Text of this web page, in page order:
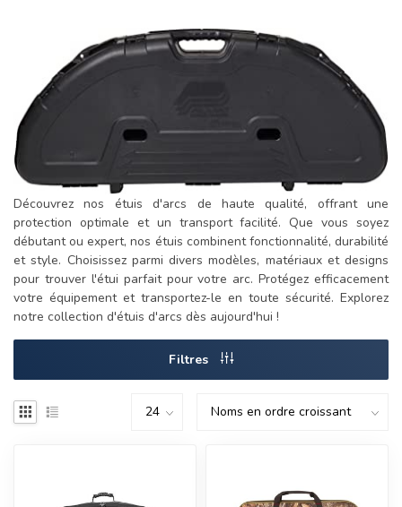
Découvrez nos étuis d'arcs de haute qualité, offrant une
protection optimale et un transport facilité. Que vous soyez
débutant ou expert, nos étuis combinent fonctionnalité, durabilité
et style. Choisissez parmi divers modèles, matériaux et designs
pour trouver l'étui parfait pour votre arc. Protégez efficacement
votre équipement et transportez-le en toute sécurité. Explorez
notre collection d'étuis d'arcs dès aujourd'hui !
Filtres